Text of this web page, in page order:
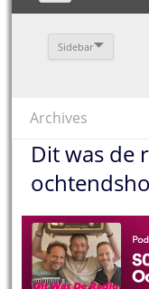
Sidebar
Archives
Dit was de